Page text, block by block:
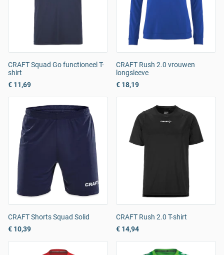
CRAFT Squad Go functioneel T-
shirt
€ 11,69
CRAFT Rush 2.0 vrouwen
longsleeve
€ 18,19
CRAFT Shorts Squad Solid
€ 10,39
CRAFT Rush 2.0 T-shirt
€ 14,94